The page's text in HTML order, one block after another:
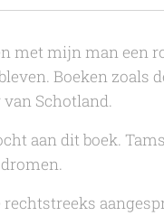
met mijn man een
Boeken zoals
Schotland.
aan dit boek.
rechtstreeks